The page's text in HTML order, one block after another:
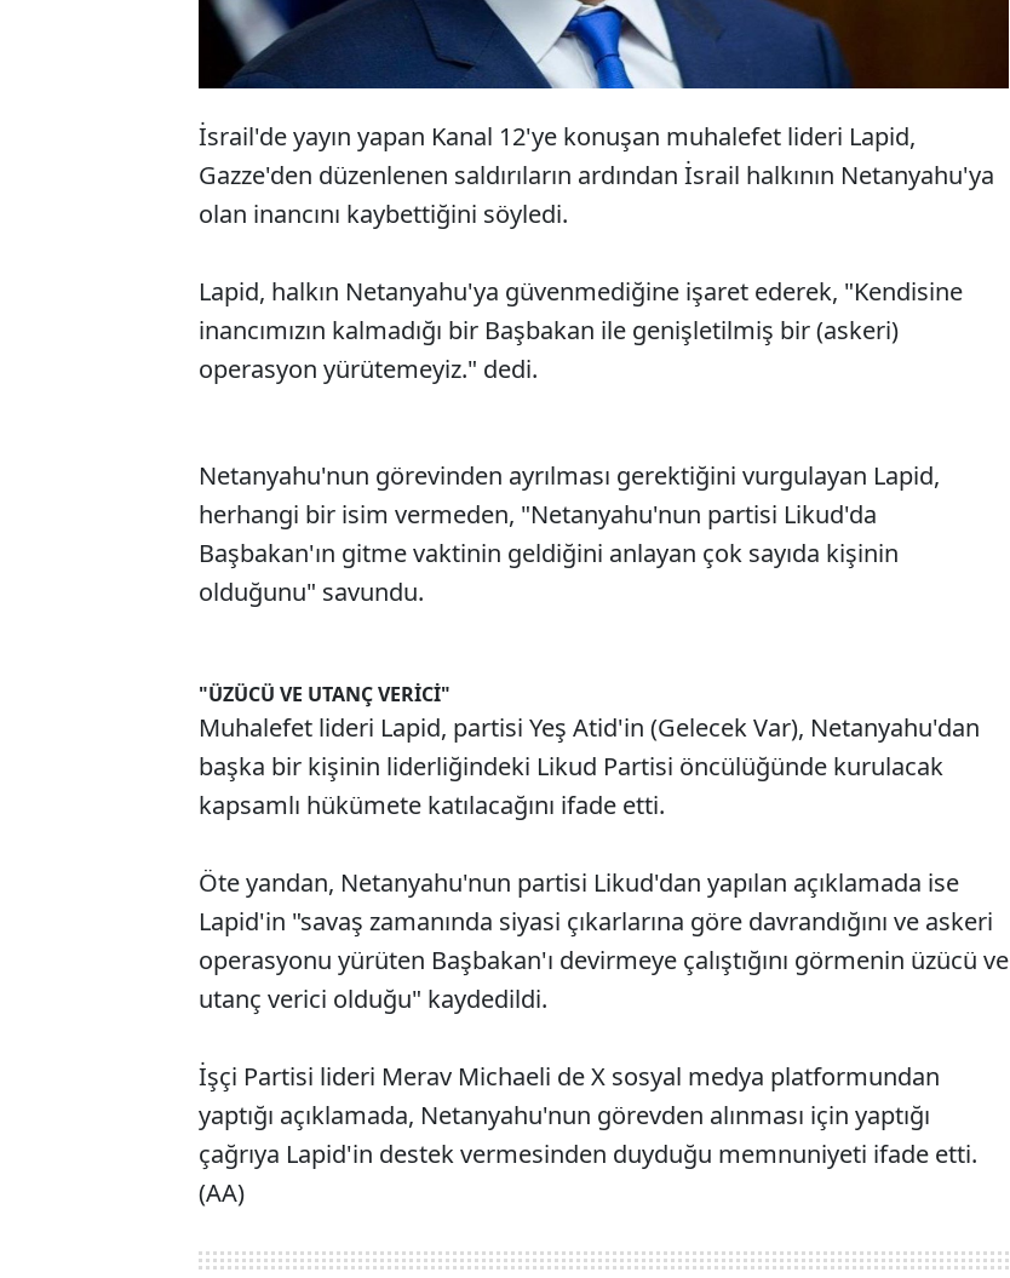
İsrail'de yayın yapan Kanal 12'ye konuşan muhalefet lideri Lapid,
Gazze'den düzenlenen saldırıların ardından İsrail halkının Netanyahu'ya
olan inancını kaybettiğini söyledi.
Lapid, halkın Netanyahu'ya güvenmediğine işaret ederek, "Kendisine
inancımızın kalmadığı bir Başbakan ile genişletilmiş bir (askeri)
operasyon yürütemeyiz." dedi.
Netanyahu'nun görevinden ayrılması gerektiğini vurgulayan Lapid,
herhangi bir isim vermeden, "Netanyahu'nun partisi Likud'da
Başbakan'ın gitme vaktinin geldiğini anlayan çok sayıda kişinin
olduğunu" savundu.
"ÜZÜCÜ VE UTANÇ VERİCİ"
Muhalefet lideri Lapid, partisi Yeş Atid'in (Gelecek Var), Netanyahu'dan
başka bir kişinin liderliğindeki Likud Partisi öncülüğünde kurulacak
kapsamlı hükümete katılacağını ifade etti.
Öte yandan, Netanyahu'nun partisi Likud'dan yapılan açıklamada ise
Lapid'in "savaş zamanında siyasi çıkarlarına göre davrandığını ve askeri
operasyonu yürüten Başbakan'ı devirmeye çalıştığını görmenin üzücü ve
utanç verici olduğu" kaydedildi.
İşçi Partisi lideri Merav Michaeli de X sosyal medya platformundan
yaptığı açıklamada, Netanyahu'nun görevden alınması için yaptığı
çağrıya Lapid'in destek vermesinden duyduğu memnuniyeti ifade etti.
(AA)